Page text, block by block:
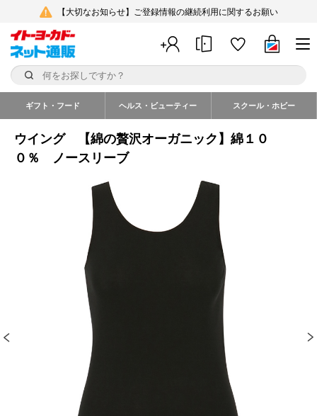
【大切なお知らせ】ご登録情報の継続利用に関するお願い
ギフト・フード ヘルス・ビューティー スクール・ホビー
ウイング 【綿の贅沢オーガニック】綿１０
０％ ノースリーブ